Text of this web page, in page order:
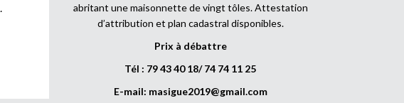
abritant une maisonnette de vingt tôles. Attestation
d’attribution et plan cadastral disponibles.
Prix à débattre
Tél : 79 43 40 18/ 74 74 11 25
E-mail: masigue2019@gmail.com